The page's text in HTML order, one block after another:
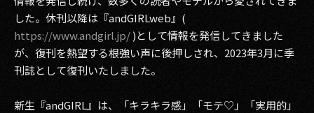
した。休刊以降は『andGIRLweb』(
https://www.andgirl.jp/)として情報を発信してきました
が、復刊を熱望する根強い声に後押しされ、2023年3月に季
刊誌として復刊いたしました。
新生『andGIRL』は、「キラキラ感」「モテ♡」「実用的」